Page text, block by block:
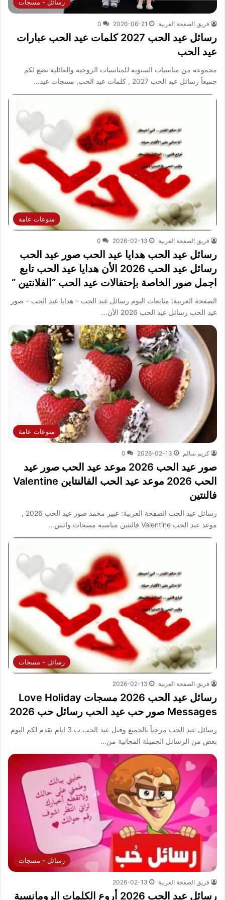
رسائل - مسجات
فريق الصفحة العربية 2026-06-21
0
رسائل عيد الحب 2027 كلمات عيد الحب عبارات
عيد الحب
مجموعة من مناسبات السنوية للمناسبات الزوجية والعائلية نضع لكم
جميعاً رسائل عيد الحب 2027 , كلمات عيد الحب, مسجات عيد…
منوعات عامة
فريق الصفحة العربية 2026-02-13
0
رسائل عيد الحب هدايا عيد الحب صور عيد الحب
رسائل عيد الحب 2026 الأن هدايا عيد الحب تابع
اجمل صور الخاصة بإحتفالات عيد الحب “الفلانتين “
الصفحة العربية: متابعات اليوم رسائل عيد الحب – هدايا عيد الحب – صور
عيد الحب رسائل عيد الحب 2026 الأن…
منوعات عامة
كريم سالم 2026-02-13
0
صور عيد الحب 2026 موعد عيد الحب صور عيد
الحب 2026 موعد عيد الحب الفالنتاين Valentine
فالنتين
رسائل عيد الحب الصفحة العربية: عبير محمد صور عيد الحب 2026 ,
موعد عيد الحب Valentine فالنتين مناسبة مسجات واتس…
رسائل - مسجات
فريق الصفحة العربية 2026-02-13
رسائل عيد الحب 2026 مسجات Love Holiday
Messages صور حب عيد الحب رسائل حب 2026
رسائل عيد الحب مرحباً بالجميع وقبل عيد الحب ب 3 ايام نقدم لكم اليوم
بعض من الرسائل الجميلة المجانية من…
رسائل - مسجات
فريق الصفحة العربية 2026-02-13
رسائل عيد الحب 2026 أروع الكلمات الرومانسية